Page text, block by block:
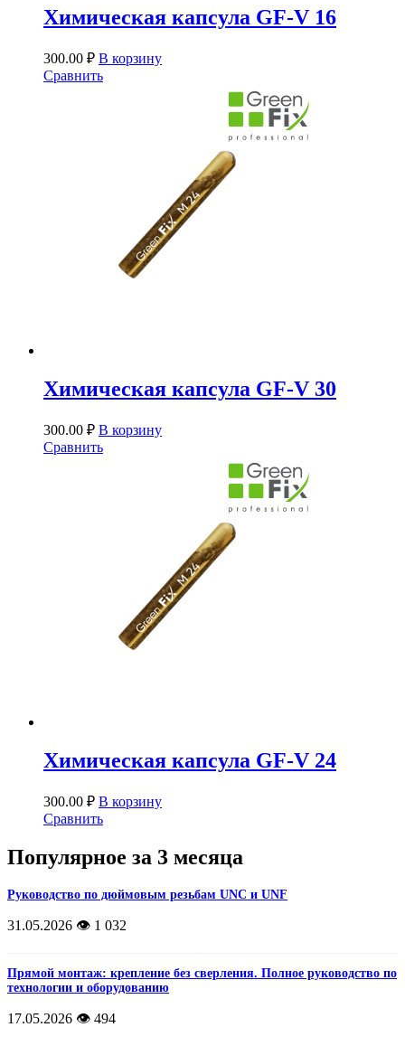
Химическая капсула GF-V 16
300.00 ₽ В корзину
Сравнить
Химическая капсула GF-V 30
300.00 ₽ В корзину
Сравнить
Химическая капсула GF-V 24
300.00 ₽ В корзину
Сравнить
Популярное за 3 месяца
Руководство по дюймовым резьбам UNC и UNF
31.05.2026 👁️ 1 032
Прямой монтаж: крепление без сверления. Полное руководство по
технологии и оборудованию
17.05.2026 👁️ 494